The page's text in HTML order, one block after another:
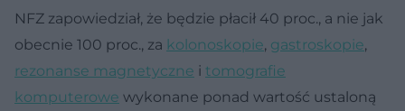
NFZ zapowiedział, że będzie płacił 40 proc., a nie jak
obecnie 100 proc., za kolonoskopie, gastroskopie,
rezonanse magnetyczne i tomografie
komputerowe wykonane ponad wartość ustaloną